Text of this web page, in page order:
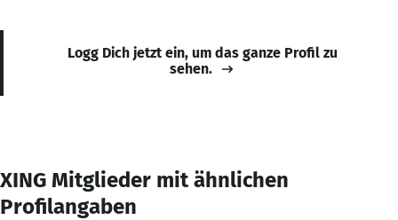
Logg Dich jetzt ein, um das ganze Profil zu
sehen.
XING Mitglieder mit ähnlichen
Profilangaben